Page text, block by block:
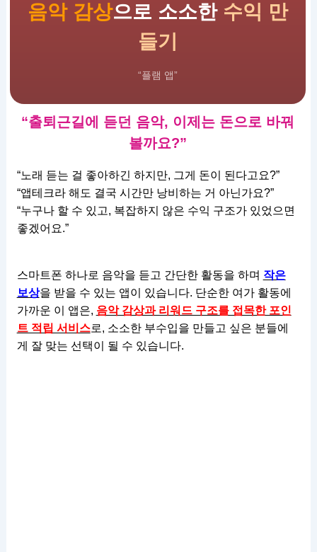
음악 감상으로 소소한수익 만
들기
“플램 앱”
“출퇴근길에 듣던 음악, 이제는 돈으로 바꿔
볼까요?”
“노래 듣는 걸 좋아하긴 하지만, 그게 돈이 된다고요?”
“앱테크라 해도 결국 시간만 낭비하는 거 아닌가요?”
“누구나 할 수 있고, 복잡하지 않은 수익 구조가 있었으면
좋겠어요.”
스마트폰 하나로 음악을 듣고 간단한 활동을 하며 작은
보상을 받을 수 있는 앱이 있습니다. 단순한 여가 활동에
가까운 이 앱은, 음악 감상과 리워드 구조를 접목한 포인
트 적립 서비스로, 소소한 부수입을 만들고 싶은 분들에
게 잘 맞는 선택이 될 수 있습니다.